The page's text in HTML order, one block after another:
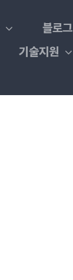
블로그
기술지원